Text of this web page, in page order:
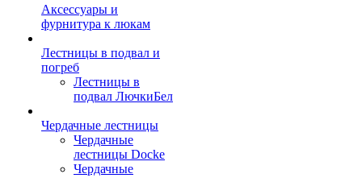
Аксессуары и
фурнитура к люкам
Лестницы в подвал и
погреб
Лестницы в
подвал ЛючкиБел
Чердачные лестницы
Чердачные
лестницы Docke
Чердачные